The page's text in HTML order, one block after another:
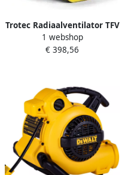
Trotec Radiaalventilator TFV
20 | 1185m³ u TRO17432
1 webshop
€ 398,56